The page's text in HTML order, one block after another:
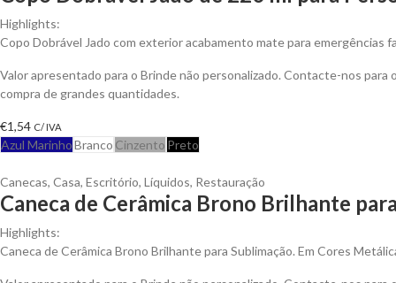
Highlights:
Copo Dobrável Jado com exterior acabamento mate para emergências
Valor apresentado para o Brinde não personalizado. Contacte-nos para
compra de grandes quantidades.
€1,54 C/ IVA
Azul MarinhoBranco Cinzento Preto
Canecas, Casa, Escritório, Líquidos, Restauração
Caneca de Cerâmica Brono Brilhante
Highlights:
Caneca de Cerâmica Brono Brilhante para Sublimação. Em Cores